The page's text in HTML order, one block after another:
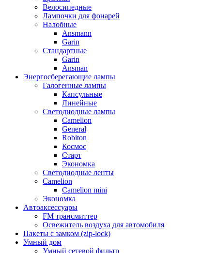
Велосипедные
Лампочки для фонарей
Налобные
Ansmann
Garin
Стандартные
Garin
Ansman
Энергосберегающие лампы
Галогенные лампы
Капсульные
Линейные
Светодиодные лампы
Camelion
General
Robiton
Космос
Старт
Экономка
Светодиодные ленты
Camelion
Camelion mini
Экономка
Автоаксессуары
FM трансмиттер
Освежитель воздуха для автомобиля
Пакеты с замком (zip-lock)
Умный дом
Умный сетевой фильтр